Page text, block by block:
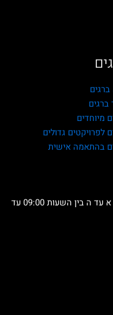
ברגים
ברגים
מיוחדים
לפרויקטים גדולים
בהתאמה אישית
שירות הלקוחות של מ.ד.א פעיל בין הימים א עד ה בין השעות 09:00 עד